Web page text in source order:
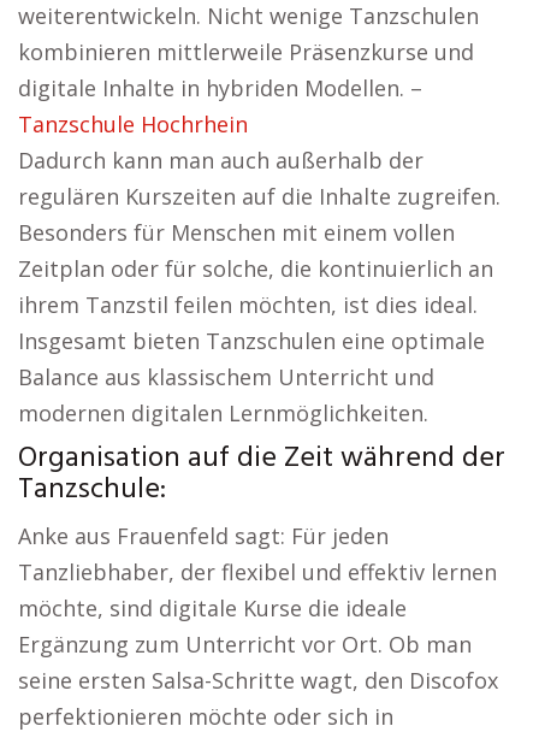
weiterentwickeln. Nicht wenige Tanzschulen
kombinieren mittlerweile Präsenzkurse und
digitale Inhalte in hybriden Modellen. –
Tanzschule Hochrhein
Dadurch kann man auch außerhalb der
regulären Kurszeiten auf die Inhalte zugreifen.
Besonders für Menschen mit einem vollen
Zeitplan oder für solche, die kontinuierlich an
ihrem Tanzstil feilen möchten, ist dies ideal.
Insgesamt bieten Tanzschulen eine optimale
Balance aus klassischem Unterricht und
modernen digitalen Lernmöglichkeiten.
Organisation auf die Zeit während der
Tanzschule:
Anke aus Frauenfeld sagt: Für jeden
Tanzliebhaber, der flexibel und effektiv lernen
möchte, sind digitale Kurse die ideale
Ergänzung zum Unterricht vor Ort. Ob man
seine ersten Salsa-Schritte wagt, den Discofox
perfektionieren möchte oder sich in